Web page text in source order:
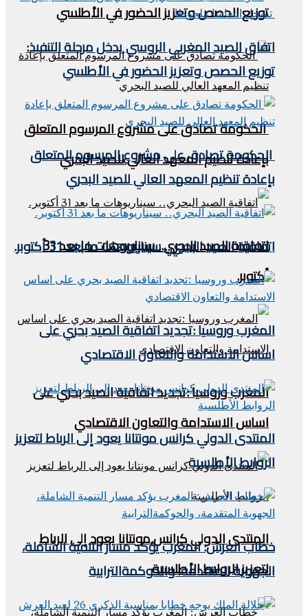
توزيع الحصص وتعزيز الحضور في الأطلسي
الحكومة تصادق على مشروع المرسوم المتعلق
بإعادة تنظيم المعهد العالي للصيد البحري
اتفاقية الصيد البحري.. سيناريوهات ما بعد 31
أكتوبر.
المغرب وروسيا :تجديد اتفاقية الصيد بحري على
اساس الاستدامة والتعاون الاقتصادي
المنتدى الدولي كرانس مونتانا يعود إلى الرباط
لتعزيز الروابط الأطلسية
اتفاق الصيد المغربي الروسي يدخل مرحلة التنفيذ:
توزيع الحصص وتعزيز الحضور في الأطلسي
الحكومة تصادق على مشروع المرسوم المتعلق
بإعادة تنظيم المعهد العالي للصيد البحري
اتفاقية الصيد البحري.. سيناريوهات ما بعد 31 أكتوبر.
المغرب وروسيا :تجديد اتفاقية الصيد بحري على
اساس الاستدامة والتعاون الاقتصادي
المنتدى الدولي كرانس مونتانا يعود إلى الرباط لتعزيز
الروابط الأطلسية
خطاب العرش: المغرب يؤكد مسار التنمية الشاملة،
الجهوية المتقدمة، والحوكمةالترابية